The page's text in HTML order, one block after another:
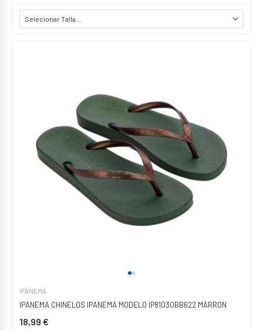
IPANEMA
IPANEMA CHINELOS IPANEMA MODELO IP81030BB622 MARRON
18,99 €